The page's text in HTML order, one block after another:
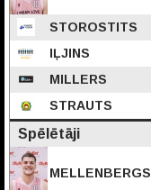
STOROSTITS
IĻJINS
MILLERS
STRAUTS
Spēlētāji
MELLENBERGS